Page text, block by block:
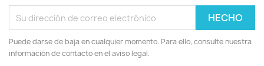
Puede darse de baja en cualquier momento. Para ello, consulte nuestra
información de contacto en el aviso legal.